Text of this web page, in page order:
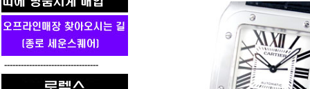
----------------------------------